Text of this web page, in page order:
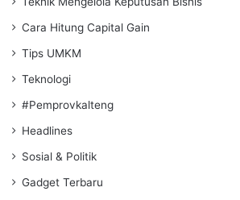
Cara Hitung Capital Gain
Tips UMKM
Teknologi
#Pemprovkalteng
Headlines
Sosial & Politik
Gadget Terbaru